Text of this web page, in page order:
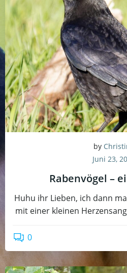
by
Juni 23,
Rabenvögel –
Huhu ihr Lieben, ich dann
mit einer kleinen
0